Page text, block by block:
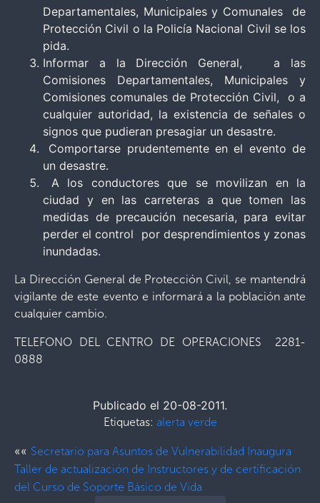
Departamentales, Municipales y Comunales de
Protección Civil o la Policía Nacional Civil se los
pida.
Informar a la Dirección General, a las
Comisiones Departamentales, Municipales y
Comisiones comunales de Protección Civil, o a
cualquier autoridad, la existencia de señales o
signos que pudieran presagiar un desastre.
Comportarse prudentemente en el evento de
un desastre.
A los conductores que se movilizan en la
ciudad y en las carreteras a que tomen las
medidas de precaución necesaria, para evitar
perder el control por desprendimientos y zonas
inundadas.
La Dirección General de Protección Civil, se mantendrá
vigilante de este evento e informará a la población ante
cualquier cambio.
TELEFONO DEL CENTRO DE OPERACIONES 2281-
0888
Publicado el 20-08-2011.
Etiquetas: alerta verde
«« Secretario para Asuntos de Vulnerabilidad Inaugura
Taller de actualización de Instructores y de certificación
del Curso de Soporte Básico de Vida